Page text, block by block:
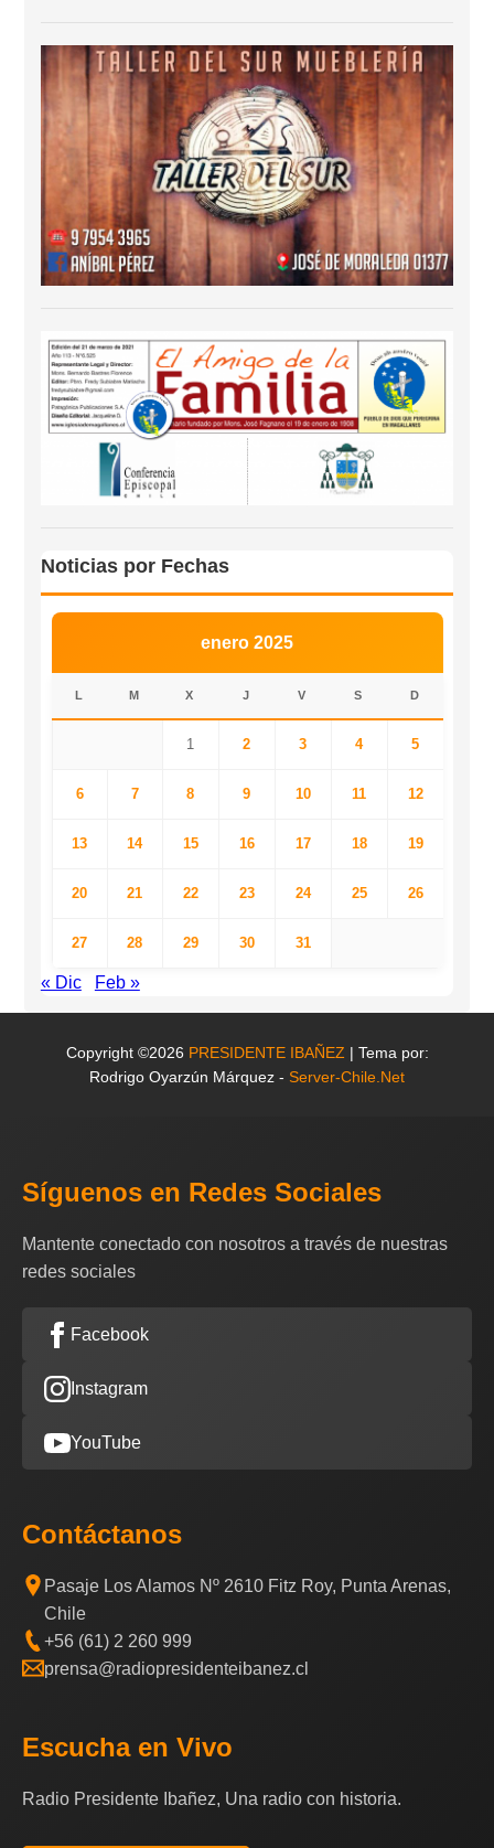
Noticias por Fechas
enero 2025
L M X J V S D
1 2 3 4 5
6 7 8 9 10 11 12
13 14 15 16 17 18 19
20 21 22 23 24 25 26
27 28 29 30 31
« Dic Feb »
Copyright ©2026 PRESIDENTE IBAÑEZ | Tema por:
Rodrigo Oyarzún Márquez - Server-Chile.Net
Síguenos en Redes Sociales
Mantente conectado con nosotros a través de nuestras
redes sociales
Facebook
Instagram
YouTube
Contáctanos
Pasaje Los Alamos Nº 2610 Fitz Roy, Punta Arenas,
Chile
+56 (61) 2 260 999
prensa@radiopresidenteibanez.cl
Escucha en Vivo
Radio Presidente Ibañez, Una radio con historia.